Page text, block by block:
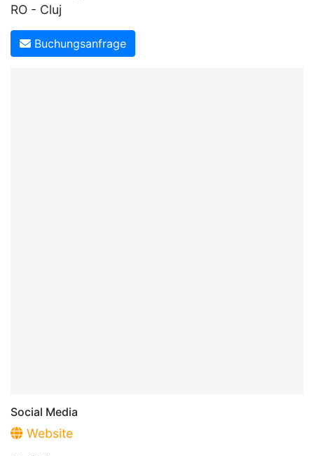
RO - Cluj
Buchungsanfrage
Social Media
Website